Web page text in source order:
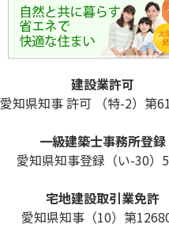
建設業許可
愛知県知事 許可 （特-2）第
一級建築士事務所登録
愛知県知事登録（い-30）
宅地建設取引業免許
愛知県知事（10）第